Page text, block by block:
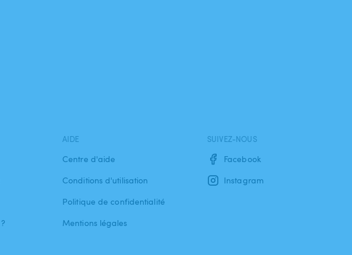
AIDE
Centre d'aide
Conditions d'utilisation
Politique de confidentialité
Mentions légales
SUIVEZ-NOUS
Facebook
Instagram